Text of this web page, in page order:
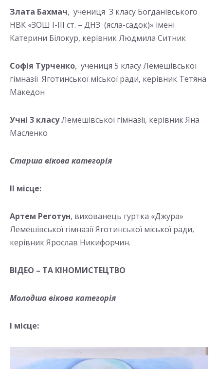
Злата Бахмач, учениця 3 класу Богданівського
НВК «ЗОШ І-ІІІ ст. – ДНЗ (ясла-садок)» імені
Катерини Білокур, керівник Людмила Ситник
Софія Турченко, учениця 5 класу Лемешівської
гімназії Яготинської міської ради, керівник Тетяна
Македон
Учні 3 класуЛемешівської гімназії, керівник Яна
Масленко
Старша вікова категорія
ІІ місце:
Артем Реготун, вихованець гуртка «Джура»
Лемешівської гімназії Яготинської міської ради,
керівник Ярослав Никифорчин.
ВІДЕО – ТА КІНОМИСТЕЦТВО
Молодша вікова категорія
І місце: